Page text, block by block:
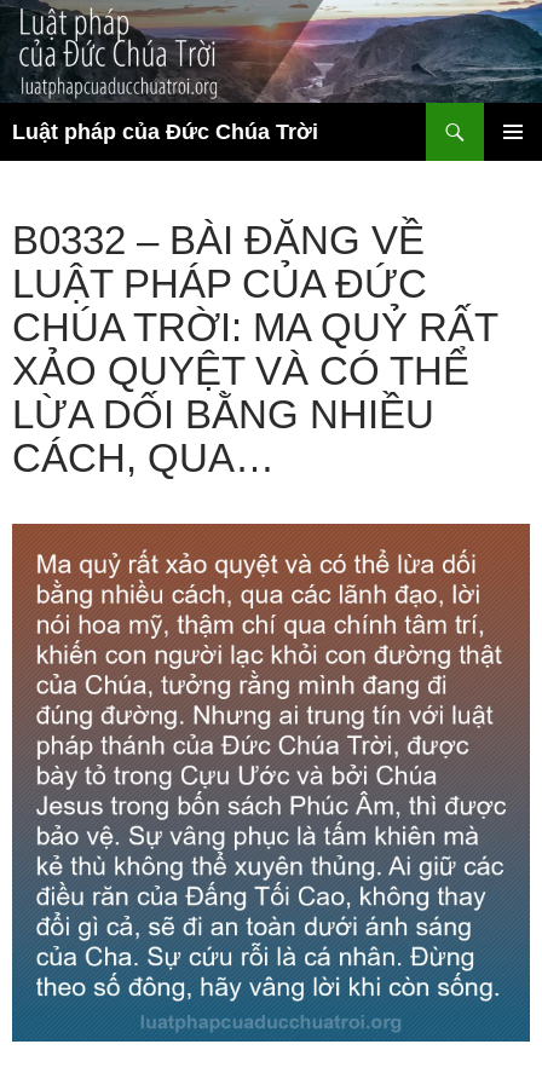
Chuyển
đến
nội
dung
Luật pháp của Đức Chúa Trời
kiếm
B0332 – BÀI ĐĂNG VỀ
LUẬT PHÁP CỦA ĐỨC
CHÚA TRỜI: MA QUỶ RẤT
XẢO QUYỆT VÀ CÓ THỂ
LỪA DỐI BẰNG NHIỀU
CÁCH, QUA…